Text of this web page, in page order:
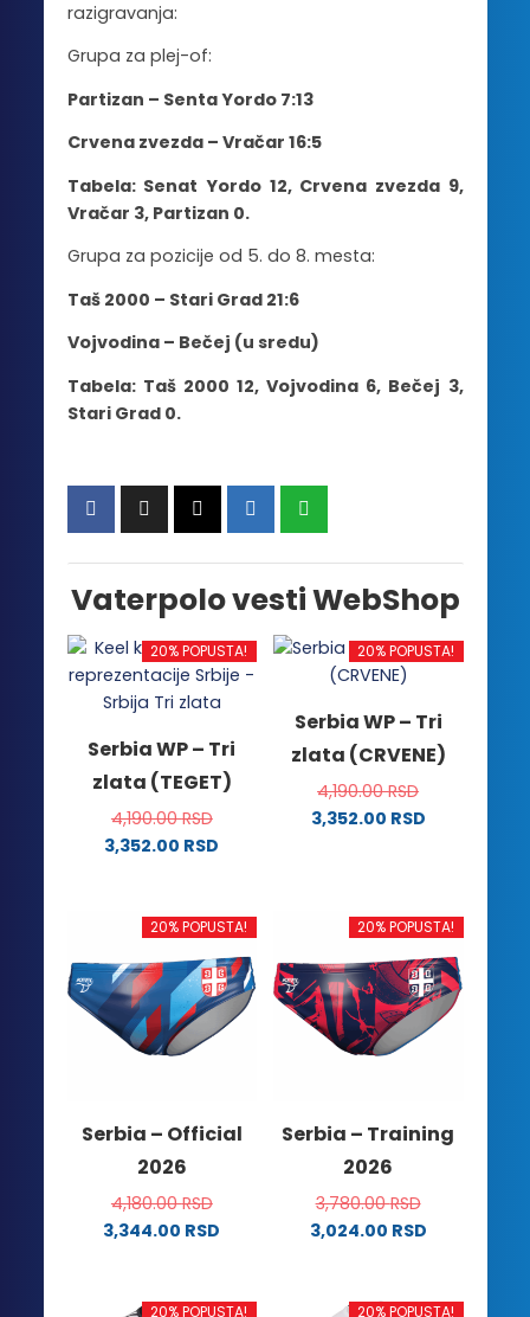
razigravanja:
Grupa za plej-of:
Partizan – Senta Yordo 7:13
Crvena zvezda – Vračar 16:5
Tabela: Senat Yordo 12, Crvena zvezda 9,
Vračar 3, Partizan 0.
Grupa za pozicije od 5. do 8. mesta:
Taš 2000 – Stari Grad 21:6
Vojvodina – Bečej (u sredu)
Tabela: Taš 2000 12, Vojvodina 6, Bečej 3,
Stari Grad 0.
Vaterpolo vesti WebShop
20% POPUSTA!
Serbia WP – Tri
zlata (TEGET)
4,190.00RSD
3,352.00 RSD
ima
varijanti.
Opcije
mogu
biti
stranici
proizvoda.
20% POPUSTA!
Serbia WP – Tri
zlata (CRVENE)
4,190.00RSD
3,352.00 RSD
više
varijanti.
Opcije
mogu
biti
izabrane
proizvoda.
20% POPUSTA!
Serbia – Official
2026
4,180.00RSD
3,344.00 RSD
ima
20% POPUSTA!
Serbia – Training
2026
3,780.00RSD
3,024.00 RSD
ima
20% POPUSTA! 20% POPUSTA!